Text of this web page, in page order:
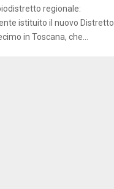
regionale:
istituito il nuovo Distretto
in Toscana, che...